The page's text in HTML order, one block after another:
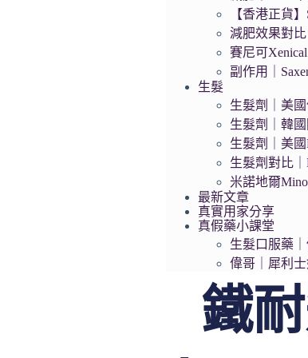
【香港正貨
減肥效果對
賽尼可
副作用｜
生髮
生髮劑｜美國
生髮劑｜韓國
生髮劑｜美國
生髮劑對比｜
米諾地爾
最新文章
真實用家分享
真假藥小課堂
生髮口服藥
偉哥｜犀利
鐵